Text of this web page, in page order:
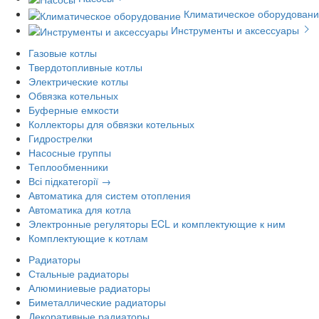
Климатическое
Инструменты и аксессуары
Газовые котлы
Твердотопливные котлы
Электрические котлы
Обвязка котельных
Буферные емкости
Коллекторы для обвязки котельных
Гидрострелки
Насосные группы
Теплообменники
Всі підкатегорії →
Автоматика для систем отопления
Автоматика для котла
Электронные регуляторы ECL и комплектующие к ним
Комплектующие к котлам
Радиаторы
Стальные радиаторы
Алюминиевые радиаторы
Биметаллические радиаторы
Декоративные радиаторы